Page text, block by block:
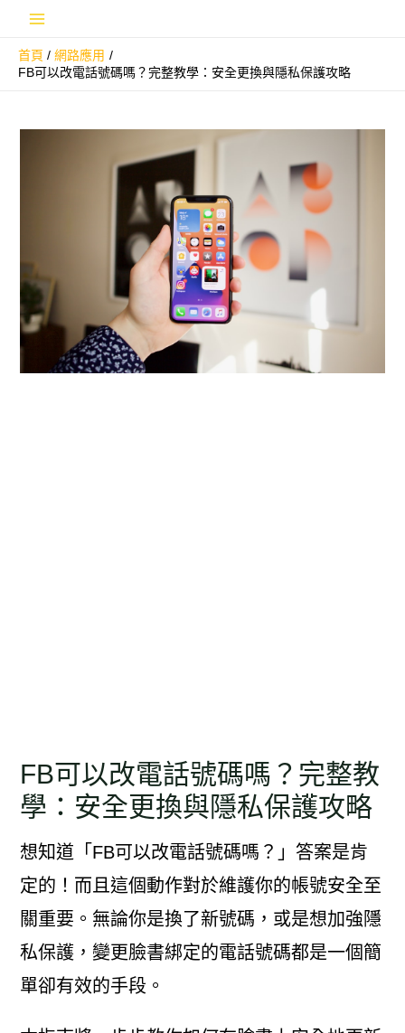
Menu
首頁
網路應用
FB可以改電話號碼嗎？完整教學：安全更換與隱私保護攻略
FB可以改電話號碼嗎？完整教
學：安全更換與隱私保護攻略
想知道「FB可以改電話號碼嗎？」答案是肯
定的！而且這個動作對於維護你的帳號安全至
關重要。無論你是換了新號碼，或是想加強隱
私保護，變更臉書綁定的電話號碼都是一個簡
單卻有效的手段。